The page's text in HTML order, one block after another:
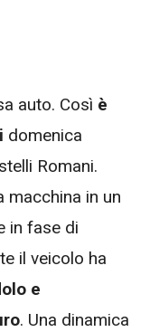
auto. Così è
domenica
Romani.
macchina in un
in fase di
il veicolo ha
e
. Una dinamica